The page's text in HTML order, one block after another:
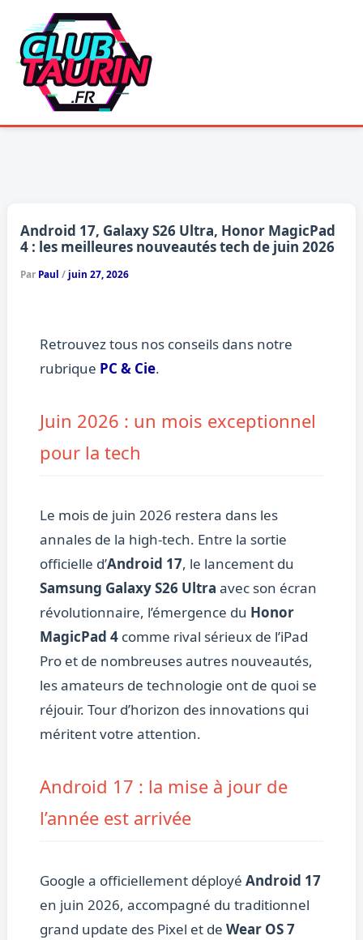
contenu
Android 17, Galaxy S26 Ultra, Honor MagicPad
4 : les meilleures nouveautés tech de juin 2026
Par Paul / juin 27, 2026
Retrouvez tous nos conseils dans notre
rubrique PC & Cie.
Juin 2026 : un mois exceptionnel
pour la tech
Le mois de juin 2026 restera dans les
annales de la high-tech. Entre la sortie
officielle d’Android 17, le lancement du
Samsung Galaxy S26 Ultra avec son écran
révolutionnaire, l’émergence du Honor
MagicPad 4comme rival sérieux de l’iPad
Pro et de nombreuses autres nouveautés,
les amateurs de technologie ont de quoi se
réjouir. Tour d’horizon des innovations qui
méritent votre attention.
Android 17 : la mise à jour de
l’année est arrivée
Google a officiellement déployé Android 17
en juin 2026, accompagné du traditionnel
grand update des Pixel et de Wear OS 7